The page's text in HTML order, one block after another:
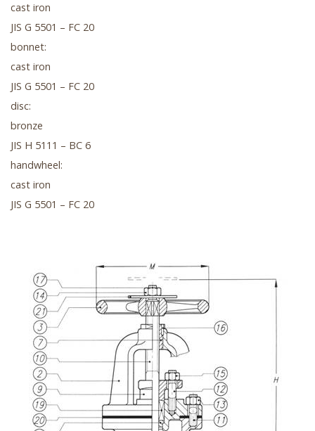
cast iron
JIS G 5501 – FC 20
bonnet:
cast iron
JIS G 5501 – FC 20
disc:
bronze
JIS H 5111 – BC 6
handwheel:
cast iron
JIS G 5501 – FC 20